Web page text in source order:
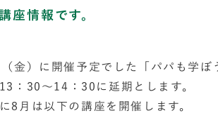
座情報です。
金）に開催予定でした「パパも学
13：30～14：30に延期とします。
8月は以下の講座を開催します。